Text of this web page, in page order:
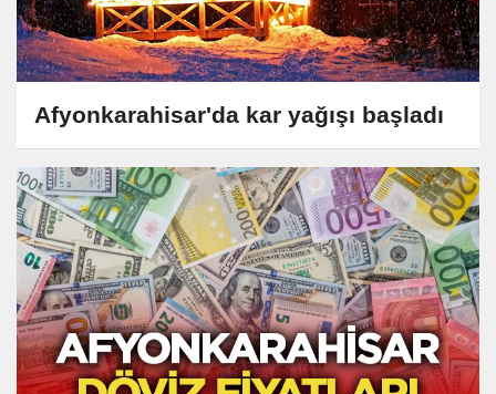
Afyonkarahisar'da kar yağışı başladı